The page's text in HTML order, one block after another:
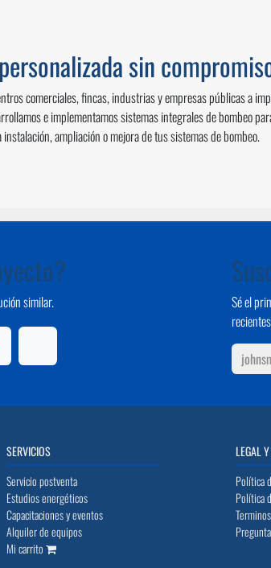
sin
comerciales, fincas, industrias y empresas públicas a
e implementamos sistemas integrales de bombeo
ampliación o mejora de tus sistemas de bombeo.
similar.
Sé el
SERVICIOS
Servicio postventa
Estudios energéticos
Capacitaciones y eventos
Alquiler de equipos
Mi carrito
LEGAL
Política
Política